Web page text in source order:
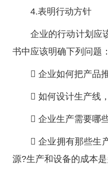
4.表明行动方针
企业的行动计划应
书中应该明确下列问题：
 企业如何把产品
 如何设计生产线
 企业生产需要哪
 企业拥有那些生
源?生产和设备的成本